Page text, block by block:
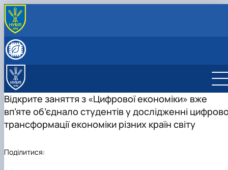
ПРО КАФЕДРУ
«Хто є хто» з кібернетиків в НУБіП України
Освітні програми
Освітні програми
Обговорення освітніх програм
НАУКОВА ДІЯЛЬНІСТЬ
Гурток Кібертонус
Аспірантура
Наукова робота студентів
МІЖНАРОДНА ДІЯЛЬНІСТЬ
НАШІ ОСВІТНІ ПРОГРАМИ
Освітня програма "Економічна кібернетика"
Освітня програма "Цифрова економіка"
АБІТУРІЄНТУ
Абітурієнту
Відкрите заняття з «Цифрової економіки» вже
вп’яте об’єднало студентів у дослідженні
трансформації економіки різних країн світу
Поділитися: